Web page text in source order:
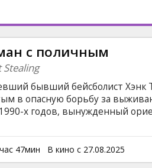
с поличным
Stealing
бывший бейсболист Хэнк
в опасную борьбу за
х годов, вынужденный
языке с субтитрами на
47мин В кино с 27.08.2025